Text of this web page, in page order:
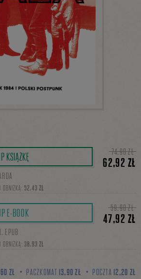
KSIĄŻKĘ 74,90 ZŁ
62,92 ZŁ
OBNIŻKĄ: 52,43 ZŁ
E-BOOK 59,90 ZŁ
47,92 ZŁ
OBNIŻKĄ: 38,93 ZŁ
ZŁ PACZKOMAT 13,90 ZŁ POCZTA 12,20 ZŁ